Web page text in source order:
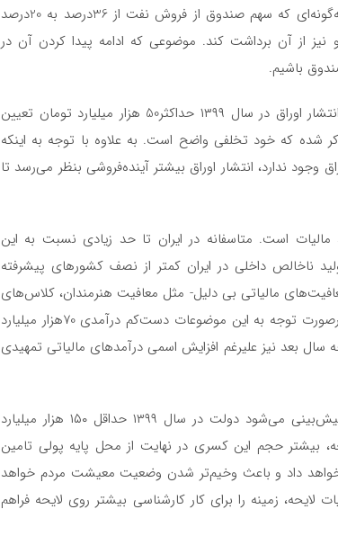
موضوعی که در بودجه سال آینده وخیم‌تر نیز شده است، به‌گونه‌ای که سهم صندوق از فروش نفت از 36درصد به 20درصد
دولت قصد دارد بیش از 3میلیارد یورو نیز از آن برداشت کند. موضوعی که ادامه پیدا کردن آن در
باشیم.
پنجم. درحالی که در برنامه ششم توسعه حجم مجاز برای انتشار اوراق در سال ۱۳۹۹ حداکثر50 هزار میلیارد تومان تعیین
۸۰ هزار میلیارد تومان ذکر شده که خود تخلفی واضح است. به علاوه با توجه به اینکه
ندارد، انتشار اوراق بیشتر آینده‌فروشی بنظر می‌رسد تا
است. متاسفانه در ایران تا حد زیادی نسبت به این
ناخالص داخلی در ایران کمتر از نصف کشورهای پیشرفته
مالیاتی بی دلیل- مثل معافیت‌ هنرمندان، کلاس‌های
کنکور و مناطق آزاد- و فرارهای مالیاتی گسترده است. که درصورت توجه به این موضوعات دست‌کم درآمدی 70هزار میلیارد
بعد نیز علیرغم افزایش اسمی درآمدهای مالیاتی تمهیدی
در مجموع می‌توان گفت با توجه به لایحه نوشته شده، پیش‌بینی می‌شود دولت در سال ۱۳۹۹ حداقل ۱۵۰ هزار میلیارد
بیشتر حجم این کسری در نهایت از محل پایه پولی تامین
خواهد داد و باعث وخیم‌تر شدن وضعیت معیشت مردم خواهد
زمینه را برای کار کارشناسی بیشتر روی لایحه فراهم